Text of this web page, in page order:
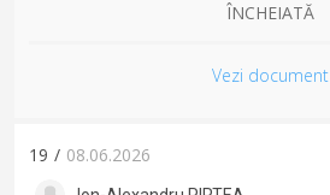
ÎNCHEIATĂ
Vezi document
19 / 08.06.2026